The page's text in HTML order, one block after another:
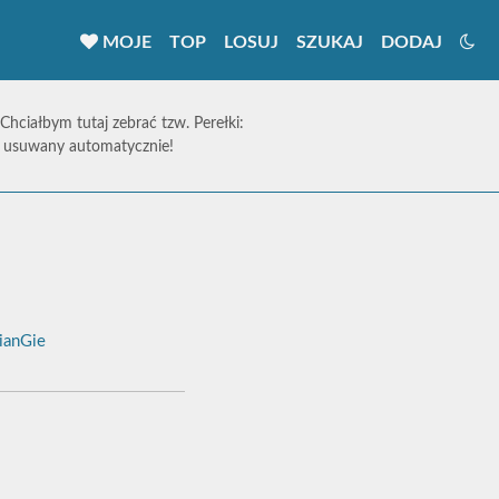
MOJE TOP LOSUJ SZUKAJ DODAJ
tutaj zebrać tzw. Perełki:
usuwany automatycznie!